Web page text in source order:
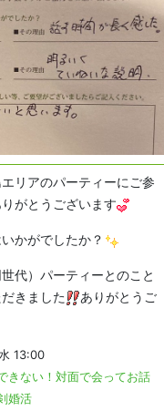
リアのパーティーにご参
がとうございます
かがでしたか？
代）パーティーとのこと
きました
ありがとうご
13:00
きない！対面で会ってお話
婚活